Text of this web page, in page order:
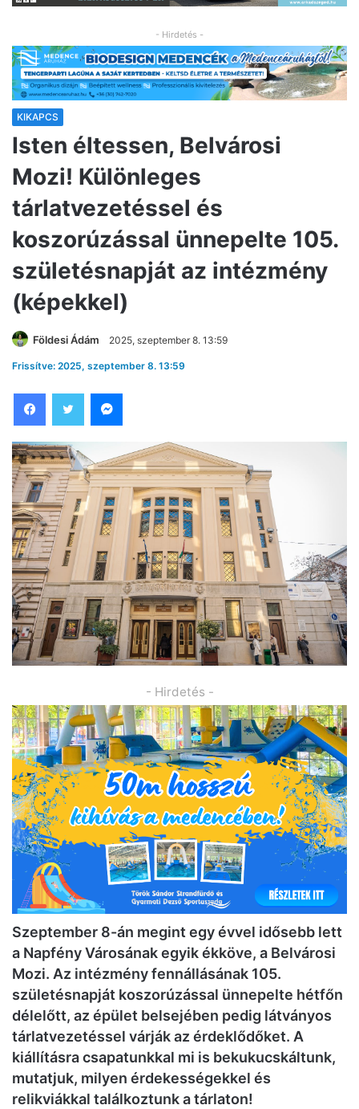
- Hirdetés -
KIKAPCS
Isten éltessen, Belvárosi
Mozi! Különleges
tárlatvezetéssel és
koszorúzással ünnepelte 105.
születésnapját az intézmény
(képekkel)
Földesi Ádám 2025, szeptember 8. 13:59
Frissítve: 2025, szeptember 8. 13:59
- Hirdetés -
Szeptember 8-án megint egy évvel idősebb lett
a Napfény Városának egyik ékköve, a Belvárosi
Mozi. Az intézmény fennállásának 105.
születésnapját koszorúzással ünnepelte hétfőn
délelőtt, az épület belsejében pedig látványos
tárlatvezetéssel várják az érdeklődőket. A
kiállításra csapatunkkal mi is bekukucskáltunk,
mutatjuk, milyen érdekességekkel és
relikviákkal találkoztunk a tárlaton!